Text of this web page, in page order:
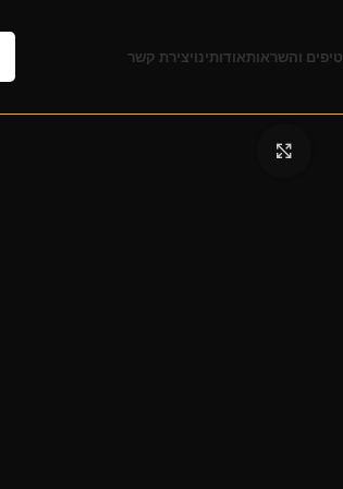
טיפים והשראותאודותינויצירת קשר